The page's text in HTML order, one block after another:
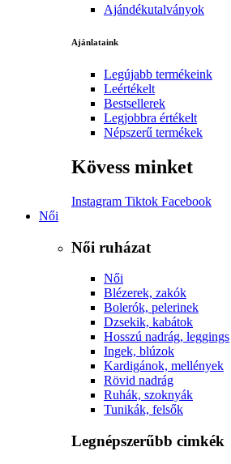
Ajándékutalványok
Ajánlataink
Legújabb termékeink
Leértékelt
Bestsellerek
Legjobbra értékelt
Népszerű termékek
Kövess minket
Instagram Tiktok Facebook
Női
Női ruházat
Női
Blézerek, zakók
Bolerók, pelerinek
Dzsekik, kabátok
Hosszú nadrág, leggings
Ingek, blúzok
Kardigánok, mellények
Rövid nadrág
Ruhák, szoknyák
Tunikák, felsők
Legnépszerűbb cimkék